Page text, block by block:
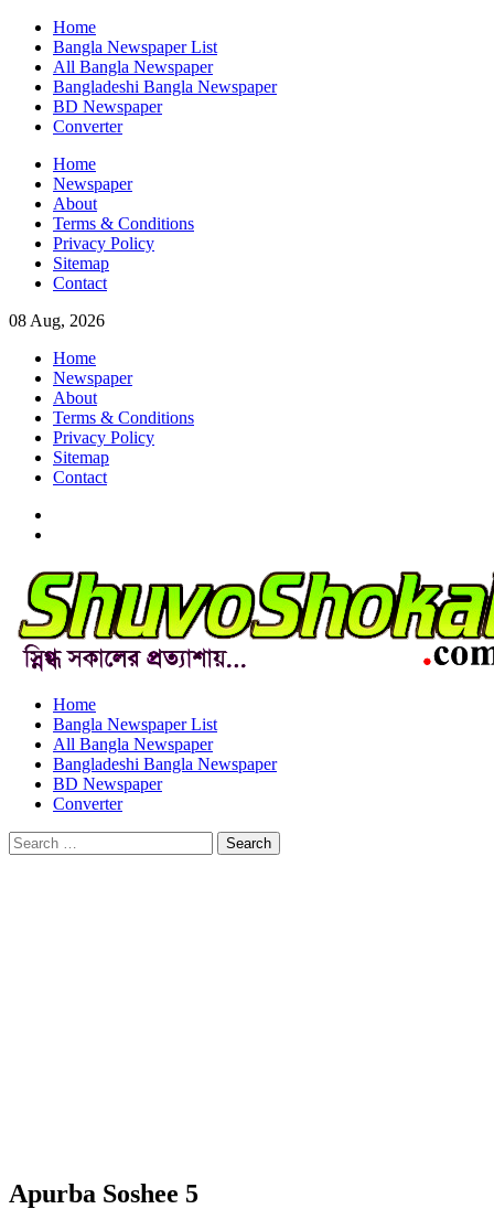
Skip
content
Home
Bangla Newspaper List
All Bangla Newspaper
Bangladeshi Bangla Newspaper
BD Newspaper
Converter
Home
Newspaper
About
Terms & Conditions
Privacy Policy
Sitemap
Contact
08 Aug, 2026
Home
Newspaper
About
Terms & Conditions
Privacy Policy
Sitemap
Contact
Home
Bangla Newspaper List
All Bangla Newspaper
Bangladeshi Bangla Newspaper
BD Newspaper
Converter
Search
for:
Apurba Soshee 5